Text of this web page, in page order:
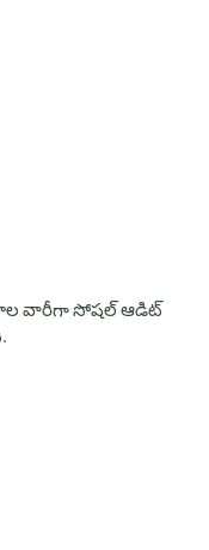
వారీగా సోషల్ ఆడిట్